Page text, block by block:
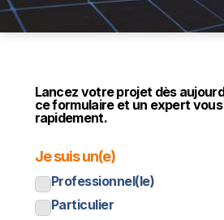
Lancez votre projet dès
ce formulaire et un expert
rapidement.
Je suis un(e)
Professionnel(le)
Particulier